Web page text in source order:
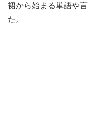
裙から始まる単語や
た。